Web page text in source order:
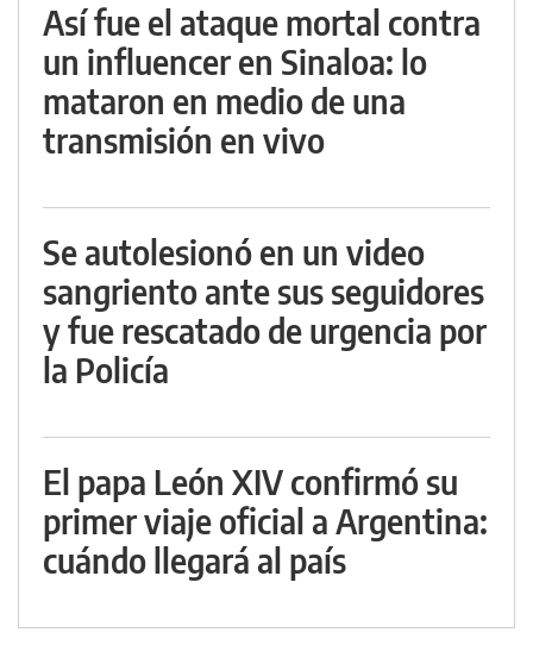
Así fue el ataque mortal contra
un influencer en Sinaloa: lo
mataron en medio de una
transmisión en vivo
Se autolesionó en un video
sangriento ante sus seguidores
y fue rescatado de urgencia por
la Policía
El papa León XIV confirmó su
primer viaje oficial a Argentina:
cuándo llegará al país